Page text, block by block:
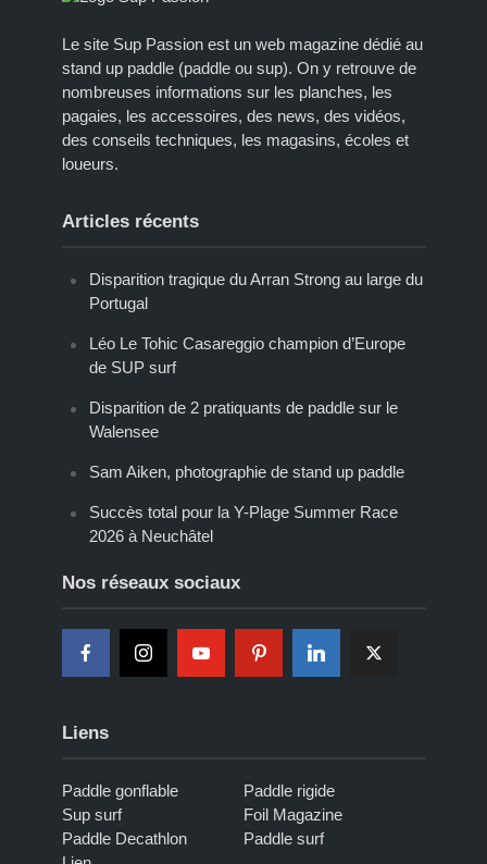
Le site Sup Passion est un web magazine dédié au
stand up paddle (paddle ou sup). On y retrouve de
nombreuses informations sur les planches, les
pagaies, les accessoires, des news, des vidéos,
des conseils techniques, les magasins, écoles et
loueurs.
Articles récents
Disparition tragique du Arran Strong au large du
Portugal
Léo Le Tohic Casareggio champion d’Europe
de SUP surf
Disparition de 2 pratiquants de paddle sur le
Walensee
Sam Aiken, photographie de stand up paddle
Succès total pour la Y-Plage Summer Race
2026 à Neuchâtel
Nos réseaux sociaux
Liens
Paddle gonflable
Paddle rigide
Sup surf
Foil Magazine
Paddle Decathlon
Paddle surf